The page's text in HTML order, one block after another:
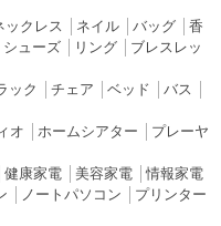
ックレス ネイル│ バッグ│ 香
シューズ│ リング│ ブレスレッ
ック チェア ベッド バス
オ ホームシアター
プレーヤ
健康家電│ 美容家電│情報家電
ノートパソコン
プリンター